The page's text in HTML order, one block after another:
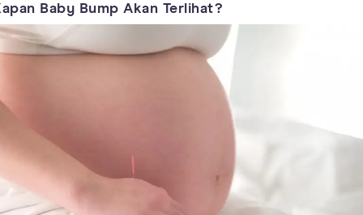
Baby Bump Akan Terlihat?